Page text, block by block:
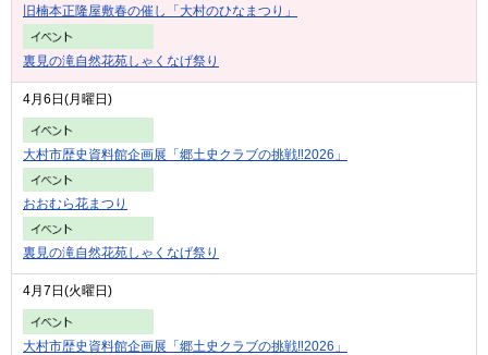
旧楠本正隆屋敷春の催し「大村のひなまつり」
裏見の滝自然花苑しゃくなげ祭り
4月6日(月曜日)
大村市歴史資料館企画展「郷土史クラブの挑戦‼2026」
おおむら花まつり
裏見の滝自然花苑しゃくなげ祭り
4月7日(火曜日)
大村市歴史資料館企画展「郷土史クラブの挑戦‼2026」